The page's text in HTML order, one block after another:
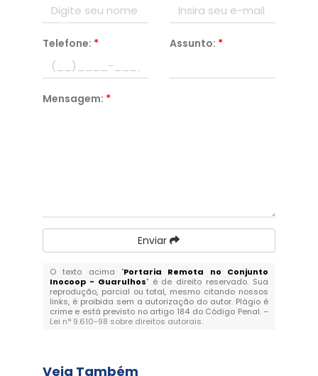
Telefone: * Assunto: *
Mensagem: *
Enviar
O texto acima "Portaria Remota no Conjunto
Inocoop - Guarulhos" é de direito reservado. Sua
reprodução, parcial ou total, mesmo citando nossos
links, é proibida sem a autorização do autor. Plágio é
crime e está previsto no artigo 184 do Código Penal. –
Lei n° 9.610-98 sobre direitos autorais.
Veja Também